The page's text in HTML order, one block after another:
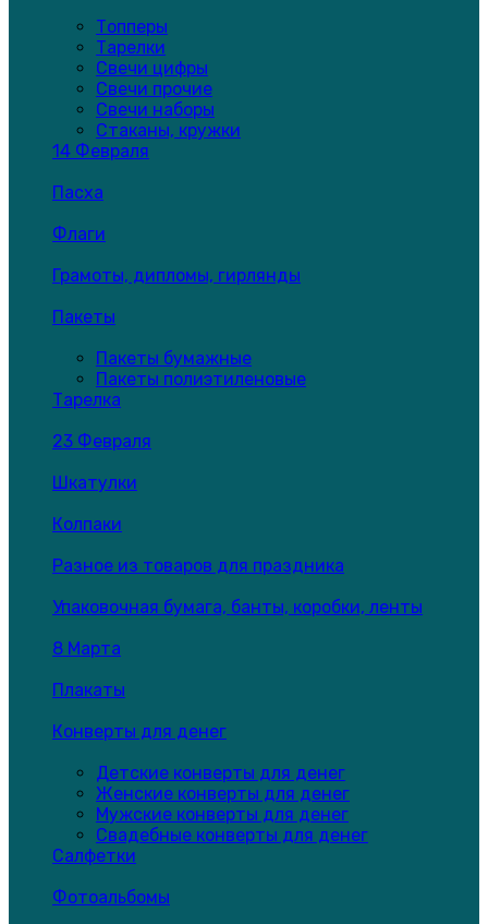
Топперы
Тарелки
Свечи цифры
Свечи прочие
Свечи наборы
Стаканы, кружки
14 Февраля
Пасха
Флаги
Грамоты, дипломы, гирлянды
Пакеты
Пакеты бумажные
Пакеты полиэтиленовые
Тарелка
23 Февраля
Шкатулки
Колпаки
Разное из товаров для праздника
Упаковочная бумага, банты, коробки, ленты
8 Марта
Плакаты
Конверты для денег
Детские конверты для денег
Женские конверты для денег
Мужские конверты для денег
Свадебные конверты для денег
Салфетки
Фотоальбомы